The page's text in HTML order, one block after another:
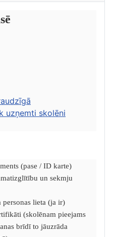
uzņemti skolēni
(pase / ID karte)
un sekmju
personas lieta (ja ir)
(skolēnam pieejams
brīdī to jāuzrāda